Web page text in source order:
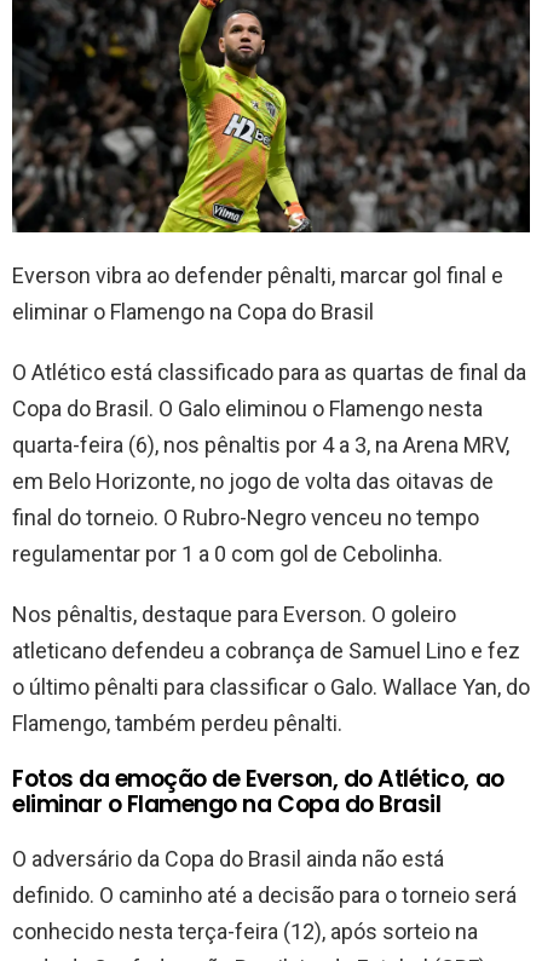
Everson vibra ao defender pênalti, marcar gol final e
eliminar o Flamengo na Copa do Brasil
O Atlético está classificado para as quartas de final da
Copa do Brasil. O Galo eliminou o Flamengo nesta
quarta-feira (6), nos pênaltis por 4 a 3, na Arena MRV,
em Belo Horizonte, no jogo de volta das oitavas de
final do torneio. O Rubro-Negro venceu no tempo
regulamentar por 1 a 0 com gol de Cebolinha.
Nos pênaltis, destaque para Everson. O goleiro
atleticano defendeu a cobrança de Samuel Lino e fez
o último pênalti para classificar o Galo. Wallace Yan, do
Flamengo, também perdeu pênalti.
Fotos da emoção de Everson, do Atlético, ao
eliminar o Flamengo na Copa do Brasil
O adversário da Copa do Brasil ainda não está
definido. O caminho até a decisão para o torneio será
conhecido nesta terça-feira (12), após sorteio na